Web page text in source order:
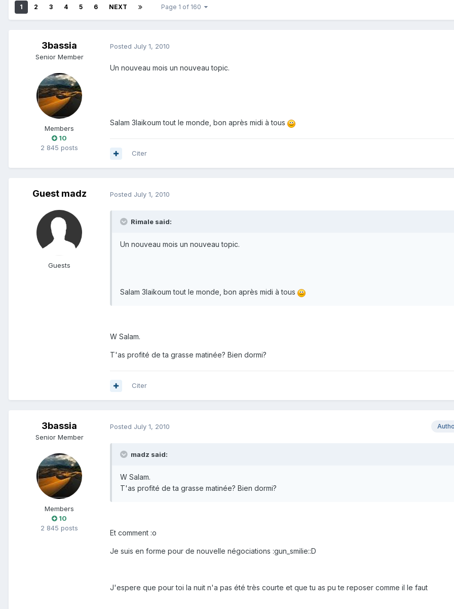
1 2 3 4 5 6 NEXT Page 1 of 160
3bassia
Senior Member
Members
10
2 845 posts
Posted July 1, 2010
Un nouveau mois un nouveau topic.
Salam 3laikoum tout le monde, bon après midi à tous
Citer
Guest madz
Guests
Posted July 1, 2010
Rimale said:
Un nouveau mois un nouveau topic.
Salam 3laikoum tout le monde, bon après midi à tous
W Salam.
T'as profité de ta grasse matinée? Bien dormi?
Citer
3bassia
Senior Member
Members
10
2 845 posts
Posted July 1, 2010
madz said:
W Salam.
T'as profité de ta grasse matinée? Bien dormi?
Et comment :o
Je suis en forme pour de nouvelle négociations :gun_smilie::D
J'espere que pour toi la nuit n'a pas été très courte et que tu as pu te reposer comme il le faut